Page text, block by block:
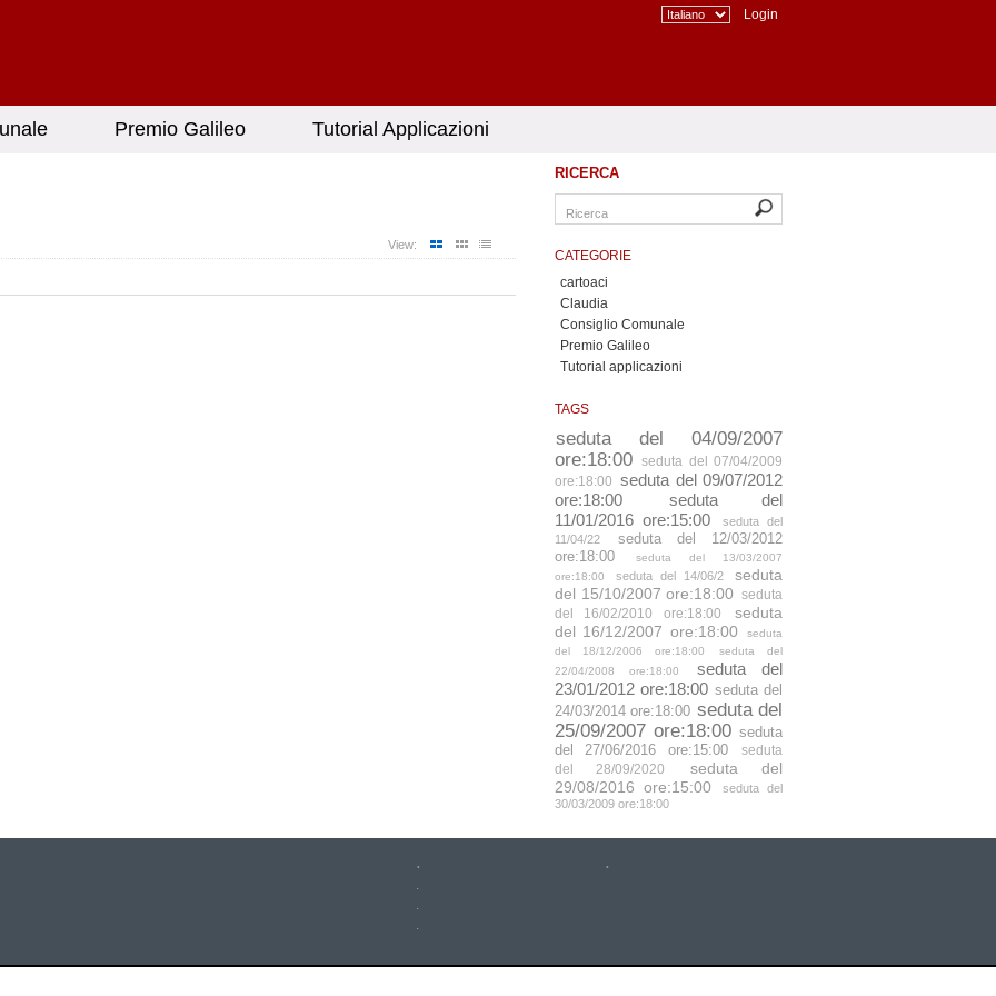
Login
Premio Galileo Tutorial Applicazioni
RICERCA
CATEGORIE
cartoaci
Claudia
Consiglio Comunale
Premio Galileo
Tutorial applicazioni
TAGS
seduta del 04/09/2007
ore:18:00 seduta del 07/04/2009
ore:18:00 seduta del 09/07/2012
ore:18:00
seduta del
11/01/2016 ore:15:00
seduta del
11/04/22
seduta del 12/03/2012
ore:18:00
seduta del 13/03/2007
ore:18:00
seduta del 14/06/2
seduta
del 15/10/2007 ore:18:00 seduta
del 16/02/2010 ore:18:00
seduta
del 16/12/2007 ore:18:00
seduta
del 18/12/2006 ore:18:00
seduta del
22/04/2008 ore:18:00
seduta del
23/01/2012 ore:18:00 seduta del
24/03/2014 ore:18:00 seduta del
25/09/2007 ore:18:00 seduta
del 27/06/2016 ore:15:00
seduta
del 28/09/2020
seduta del
29/08/2016 ore:15:00
seduta del
30/03/2009 ore:18:00
View:
.
.
.
.
.